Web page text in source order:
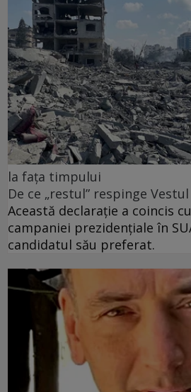
la fața timpului
De ce „restul” respinge Vestul
Această declarație a coincis
campaniei prezidențiale în
candidatul său preferat.